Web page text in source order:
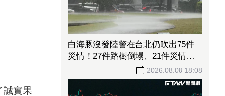
誠實果
白海豚沒發陸警在台北仍吹出75件
災情！27件路樹倒塌、21件災情處
2026.08.08 18:08